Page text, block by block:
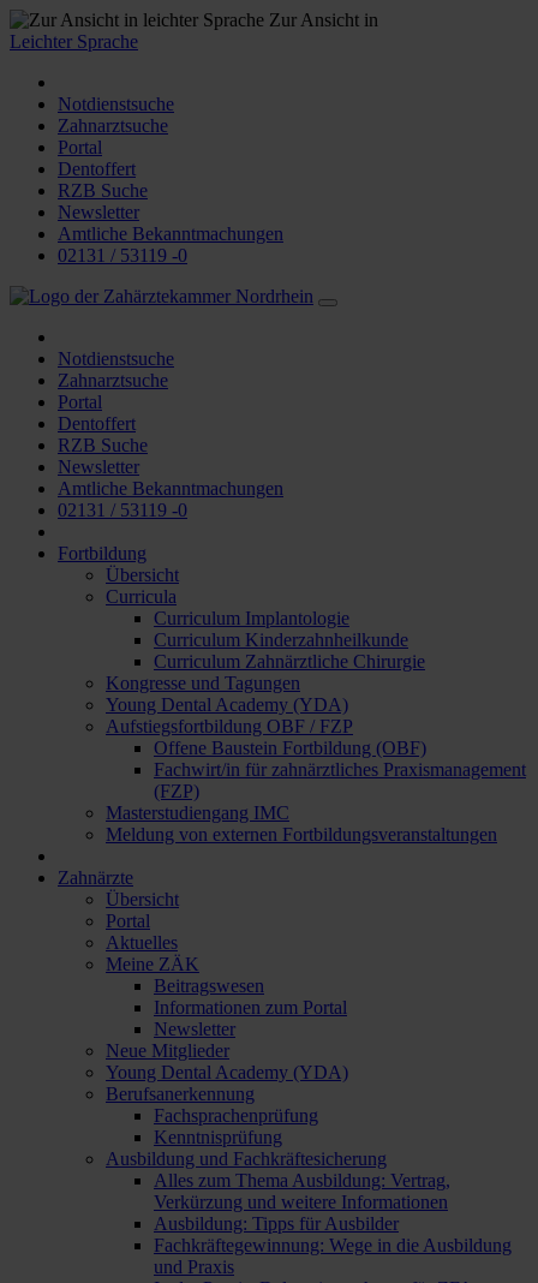
Zur Ansicht in
Leichter Sprache
Notdienstsuche
Zahnarztsuche
Portal
Dentoffert
RZB Suche
Newsletter
Amtliche Bekanntmachungen
02131 / 53119 -0
Notdienstsuche
Zahnarztsuche
Portal
Dentoffert
RZB Suche
Newsletter
Amtliche Bekanntmachungen
02131 / 53119 -0
Fortbildung
Übersicht
Curricula
Curriculum Implantologie
Curriculum Kinderzahnheilkunde
Curriculum Zahnärztliche Chirurgie
Kongresse und Tagungen
Young Dental Academy (YDA)
Aufstiegsfortbildung OBF / FZP
Offene Baustein Fortbildung (OBF)
Fachwirt/in für zahnärztliches Praxismanagement
(FZP)
Masterstudiengang IMC
Meldung von externen Fortbildungsveranstaltungen
Zahnärzte
Übersicht
Portal
Aktuelles
Meine ZÄK
Beitragswesen
Informationen zum Portal
Newsletter
Neue Mitglieder
Young Dental Academy (YDA)
Berufsanerkennung
Fachsprachenprüfung
Kenntnisprüfung
Ausbildung und Fachkräftesicherung
Alles zum Thema Ausbildung: Vertrag,
Verkürzung und weitere Informationen
Ausbildung: Tipps für Ausbilder
Fachkräftegewinnung: Wege in die Ausbildung
und Praxis